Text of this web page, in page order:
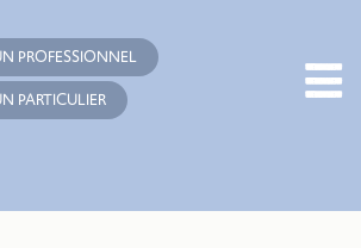
PROFESSIONNEL
PARTICULIER